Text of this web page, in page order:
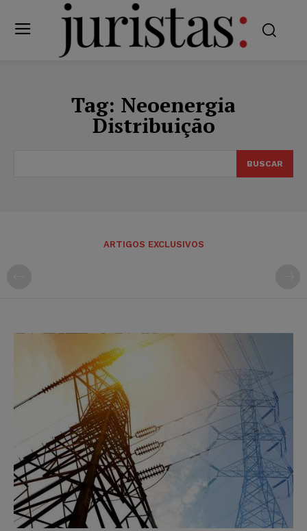
Tag: Neoenergia
Distribuição
BUSCAR
ARTIGOS EXCLUSIVOS